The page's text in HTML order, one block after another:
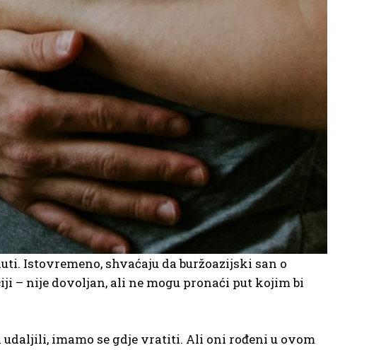
Istovremeno, shvaćaju da buržoazijski san o
– nije dovoljan, ali ne mogu pronaći put kojim bi
imamo se gdje vratiti. Ali oni rođeni u ovom